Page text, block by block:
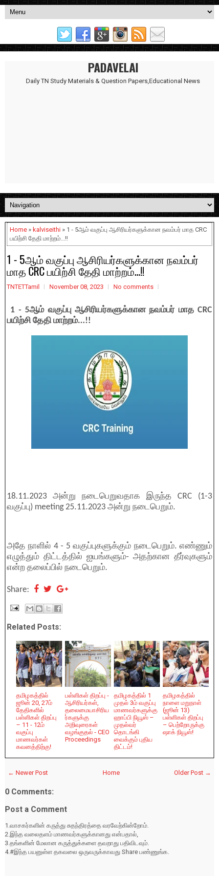
PADAVELAI
Daily TN Study Materials & Question Papers,Educational News
Home » kalviseithi » 1 - 5ஆம் வகுப்பு ஆசிரியர்களுக்கான நவம்பர் மாத CRC
பயிற்சி தேதி மாற்றம்...!!
1 - 5ஆம் வகுப்பு ஆசிரியர்களுக்கான நவம்பர்
மாத CRC பயிற்சி தேதி மாற்றம்...!!
TNTETTamil November 08, 2023 No comments
1 - 5ஆம் வகுப்பு ஆசிரியர்களுக்கான நவம்பர் மாத CRC
பயிற்சி தேதி மாற்றம்...!!
18.11.2023 அன்று நடைபெறுவதாக இருந்த CRC (1-3
வகுப்பு) meeting 25.11.2023 அன்று நடைபெறும்.
அதே நாளில் 4 - 5 வகுப்புகளுக்கும் நடைபெறும். எண்ணும்
எழுத்தும் திட்டத்தில் ஐயங்களும்- அதற்கான தீர்வுகளும்
என்ற தலைப்பில் நடைபெறும்.
Share:
Related Posts:
தமிழகத்தில்
ஜூன் 20, 27ம்
தேதிகளில்
பள்ளிகள் திறப்பு
– 11 - 12ம்
வகுப்பு
மாணவர்கள்
கவனத்திற்கு!
பள்ளிகள் திறப்பு -
ஆசிரியர்கள்,
தலைமையாசிரிய
ர்களுக்கு
அறிவுரைகள்
வழங்குதல் - CEO
Proceedings
தமிழகத்தில் 1
முதல் 3ம் வகுப்பு
மாணவர்களுக்கு
ஹாப்பி நியூஸ் –
முதல்வர்
தொடங்கி
வைக்கும் புதிய
திட்டம்!
தமிழகத்தில்
நாளை மறுநாள்
(ஜூன் 13)
பள்ளிகள் திறப்பு
– பெற்றோருக்கு
ஷாக் நியூஸ்!
← Newer Post Older Post →
Home
0 Comments:
Post a Comment
1.வாசகர்களின் கருத்து சுதந்திரத்தை வரவேற்கின்றோம்.
2.இந்த வலைதளம் மாணவர்களுக்கானது என்பதால்,
3.தங்களின் மேலான கருத்துக்களை தவறாது பதிவிடவும்.
4.#இந்த பயனுள்ள தகவலை ஒருவருக்காவது Share பண்ணுங்க.